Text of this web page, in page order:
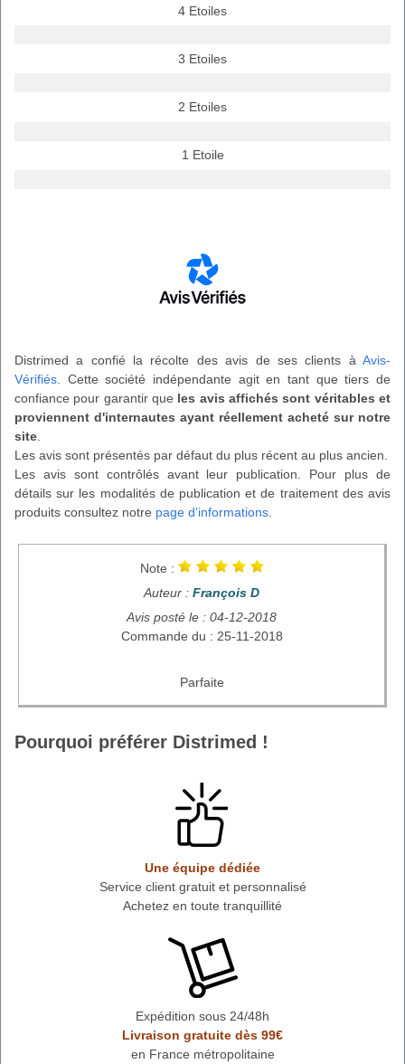
4 Etoiles
3 Etoiles
2 Etoiles
1 Etoile
Distrimed a confié la récolte des avis de ses clients à Avis-
Vérifiés . Cette société indépendante agit en tant que tiers de
confiance pour garantir que les avis affichés sont véritables et
proviennent d'internautes ayant réellement acheté sur notre
site
Les avis sont présentés par défaut du plus récent au plus ancien.
Les avis sont contrôlés avant leur publication. Pour plus de
détails sur les modalités de publication et de traitement des avis
produits consultez notre page d'informations
Note :
Auteur : François D
Avis posté le : 04-12-2018
Commande du : 25-11-2018
Parfaite
Pourquoi préférer Distrimed !
Une équipe dédiée
Service client gratuit et personnalisé
Achetez en toute tranquillité
Expédition sous 24/48h
Livraison gratuite dès 99€
en France métropolitaine